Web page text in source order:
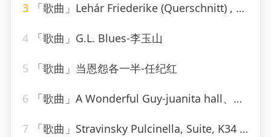
3 「歌曲」Lehár Friederike (Querschnitt) , 1.Akt 'Blicke ich auf Deine Hände'-rudolf schock
4 「歌曲」G.L. Blues-李玉山
5 「歌曲」当恩怨各一半-任纪红
6 「歌曲」A Wonderful Guy-juanita hall、Barbara Luna、ezio pinza、william tabbert
7 「歌曲」Stravinsky Pulcinella, Suite, K34 III. Scherzino – Allegro – Andantino